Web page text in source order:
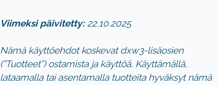
Viimeksi päivitetty:22.10.2025
Nämä käyttöehdot koskevat dxw3-lisäosien
(”Tuotteet”) ostamista ja käyttöä. Käyttämällä,
lataamalla tai asentamalla tuotteita hyväksyt nämä